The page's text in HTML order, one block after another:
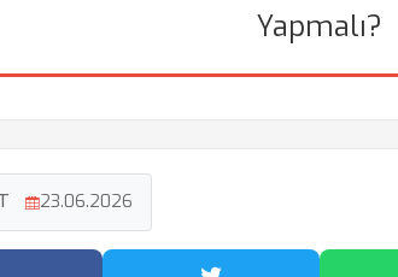
Yapmalı?
23.06.2026